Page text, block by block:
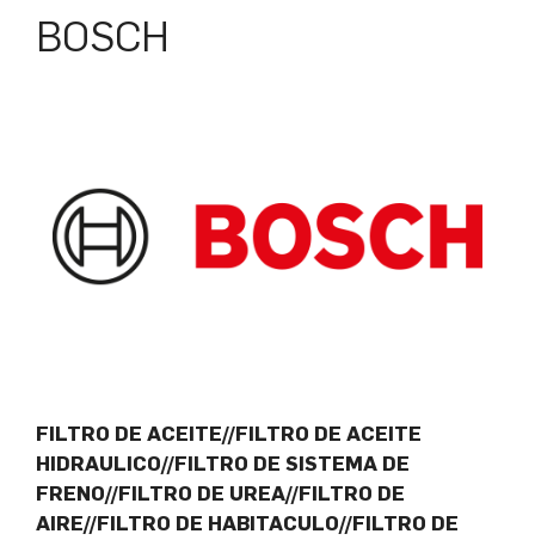
BOSCH
FILTRO DE ACEITE//FILTRO DE ACEITE
HIDRAULICO//FILTRO DE SISTEMA DE
FRENO//FILTRO DE UREA//FILTRO DE
AIRE//FILTRO DE HABITACULO//FILTRO DE